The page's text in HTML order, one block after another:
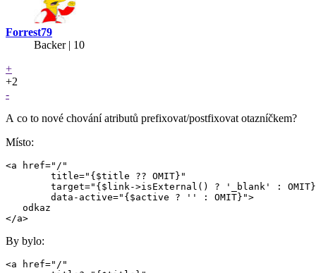
Forrest79
Backer| 10
+
+2
-
A co to nové chování atributů prefixovat/postfixovat otazníčkem?
Místo:
<a href="/"
   odkaz
By bylo:
<a href="/"